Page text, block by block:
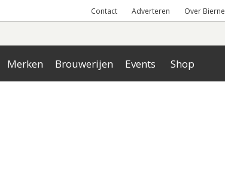
Contact Adverteren Over
Merken Brouwerijen Events Shop